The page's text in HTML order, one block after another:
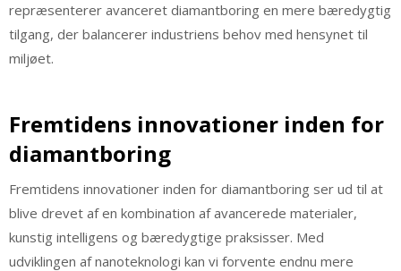
repræsenterer avanceret diamantboring en mere bæredygtig
tilgang, der balancerer industriens behov med hensynet til
miljøet.
Fremtidens innovationer inden for
diamantboring
Fremtidens innovationer inden for diamantboring ser ud til at
blive drevet af en kombination af avancerede materialer,
kunstig intelligens og bæredygtige praksisser. Med
udviklingen af nanoteknologi kan vi forvente endnu mere